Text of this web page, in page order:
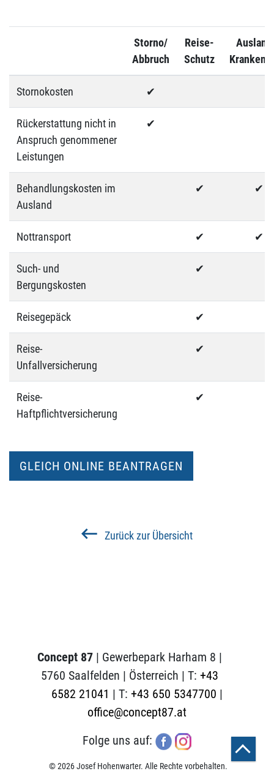
Storno/
Abbruch
Reise-
Schutz
Stornokosten ✔
Rückerstattung nicht in
Anspruch genommener
Leistungen
✔
Behandlungskosten im
Ausland
✔ ✔
Nottransport ✔ ✔
Such- und
Bergungskosten
✔
Reisegepäck ✔
Reise-
Unfallversicherung
✔
Reise-
Haftpflichtversicherung
✔
GLEICH ONLINE BEANTRAGEN
Zurück zur Übersicht
Concept 87| Gewerbepark Harham 8 |
5760 Saalfelden | Österreich | T: +43
6582 21041 | T: +43 650 5347700 |
office@concept87.at
Folge uns auf:
© 2026 Josef Hohenwarter. Alle Rechte vorbehalten.